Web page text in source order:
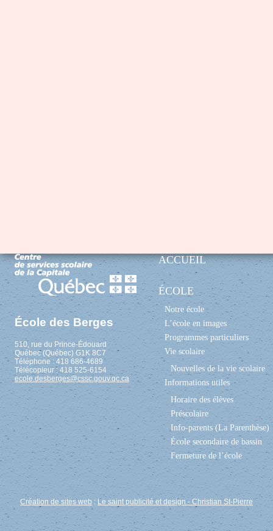
École des Berges
510, rue du Prince-Édouard
Québec (Québec) G1K 8C7
Téléphone : 418 686-4689
Télécopieur : 418 525-6154
ecole.desberges@cssc.gouv.qc.ca
ACCUEIL
ÉCOLE
Notre école
L’école en images
Programmes particuliers
Vie scolaire
Nouvelles de la vie scolaire
Informations utiles
Horaire des élèves
Préscolaire
Info-parents (La Parenthèse)
École secondaire de bassin
Fermeture de l’école
Création de sites web : Le saint publicité et design - Christian St-Pierre